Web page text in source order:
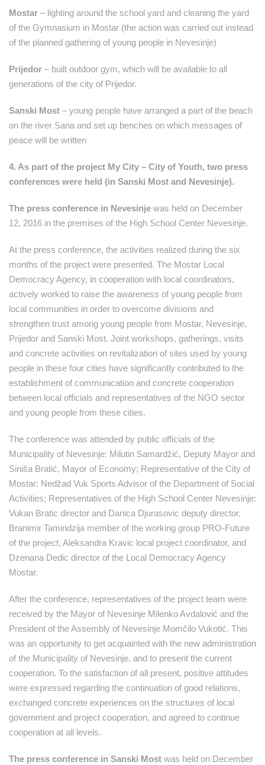
Mostar – lighting around the school yard and cleaning the yard
of the Gymnasium in Mostar (the action was carried out instead
of the planned gathering of young people in Nevesinje)
Prijedor – built outdoor gym, which will be available to all
generations of the city of Prijedor.
Sanski Most – young people have arranged a part of the beach
on the river Sana and set up benches on which messages of
peace will be written
4. As part of the project My City – City of Youth, two press
conferences were held (in Sanski Most and Nevesinje).
The press conference in Nevesinje was held on December
12, 2016 in the premises of the High School Center Nevesinje.
At the press conference, the activities realized during the six
months of the project were presented. The Mostar Local
Democracy Agency, in cooperation with local coordinators,
actively worked to raise the awareness of young people from
local communities in order to overcome divisions and
strengthen trust among young people from Mostar, Nevesinje,
Prijedor and Sanski Most. Joint workshops, gatherings, visits
and concrete activities on revitalization of sites used by young
people in these four cities have significantly contributed to the
establishment of communication and concrete cooperation
between local officials and representatives of the NGO sector
and young people from these cities.
The conference was attended by public officials of the
Municipality of Nevesinje: Milutin Samardžić, Deputy Mayor and
Siniša Bratić, Mayor of Economy; Representative of the City of
Mostar: Nedžad Vuk Sports Advisor of the Department of Social
Activities; Representatives of the High School Center Nevesinje:
Vukan Bratic director and Danica Djurasovic deputy director,
Branimir Tamindzija member of the working group PRO-Future
of the project, Aleksandra Kravic local project coordinator, and
Dzenana Dedic director of the Local Democracy Agency
Mostar.
After the conference, representatives of the project team were
received by the Mayor of Nevesinje Milenko Avdalović and the
President of the Assembly of Nevesinje Momčilo Vukotić. This
was an opportunity to get acquainted with the new administration
of the Municipality of Nevesinje, and to present the current
cooperation. To the satisfaction of all present, positive attitudes
were expressed regarding the continuation of good relations,
exchanged concrete experiences on the structures of local
government and project cooperation, and agreed to continue
cooperation at all levels.
The press conference in Sanski Most was held on December